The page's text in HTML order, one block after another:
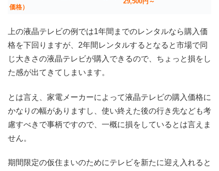
価格）
上の液晶テレビの例では1年間までのレンタルなら購入価
格を下回りますが、2年間レンタルするとなると市場で同
じ大きさの液晶テレビが購入できるので、ちょっと損をし
た感が出てきてしまいます。
とは言え、家電メーカーによって液晶テレビの購入価格に
かなりの幅がありますし、使い終えた後の行き先なども考
慮すべきで事柄ですので、一概に損をしているとは言えま
せん。
期間限定の仮住まいのためにテレビを新たに迎え入れると